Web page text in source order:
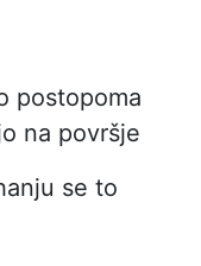
postopoma
na površje
se to